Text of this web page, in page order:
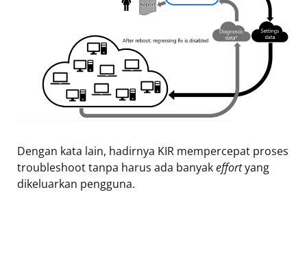
Dengan kata lain, hadirnya KIR mempercepat proses
troubleshoot tanpa harus ada banyakeffortyang
dikeluarkan pengguna.